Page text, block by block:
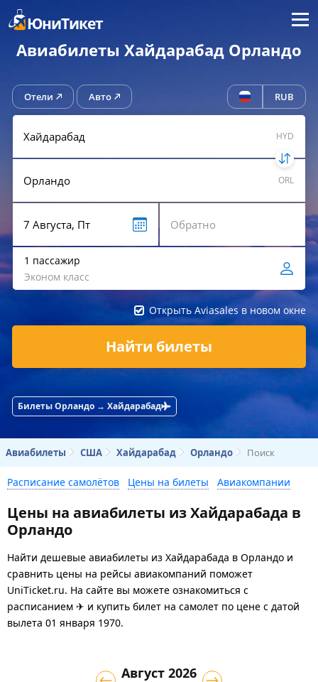
ЮниТикет Меню
Авиабилеты Хайдарабад Орландо
Отели Авто RUB
HYD
ORL
1 пассажир
Эконом класс
Открыть Aviasales в новом окне
Найти билеты
Билеты Орландо → Хайдарабад
Авиабилеты США Хайдарабад Орландо Поиск
Расписание самолётов Цены на билеты Авиакомпании
Цены на авиабилеты из Хайдарабада в
Орландо
Найти дешевые авиабилеты из Хайдарабада в Орландо и
сравнить цены на рейсы авиакомпаний поможет
UniTicket.ru. На сайте вы можете ознакомиться с
расписанием ✈ и купить билет на самолет по цене с датой
вылета 01 января 1970.
Август 2026